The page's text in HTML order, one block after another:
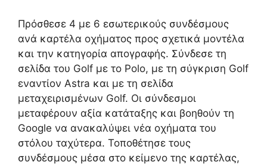
Πρόσθεσε 4 με 6 εσωτερικούς συνδέσμους
ανά καρτέλα οχήματος προς σχετικά μοντέλα
και την κατηγορία απογραφής. Σύνδεσε τη
σελίδα του Golf με το Polo, με τη σύγκριση Golf
εναντίον Astra και με τη σελίδα
μεταχειρισμένων Golf. Οι σύνδεσμοι
μεταφέρουν αξία κατάταξης και βοηθούν τη
Google να ανακαλύψει νέα οχήματα του
στόλου ταχύτερα. Τοποθέτησε τους
συνδέσμους μέσα στο κείμενο της καρτέλας,